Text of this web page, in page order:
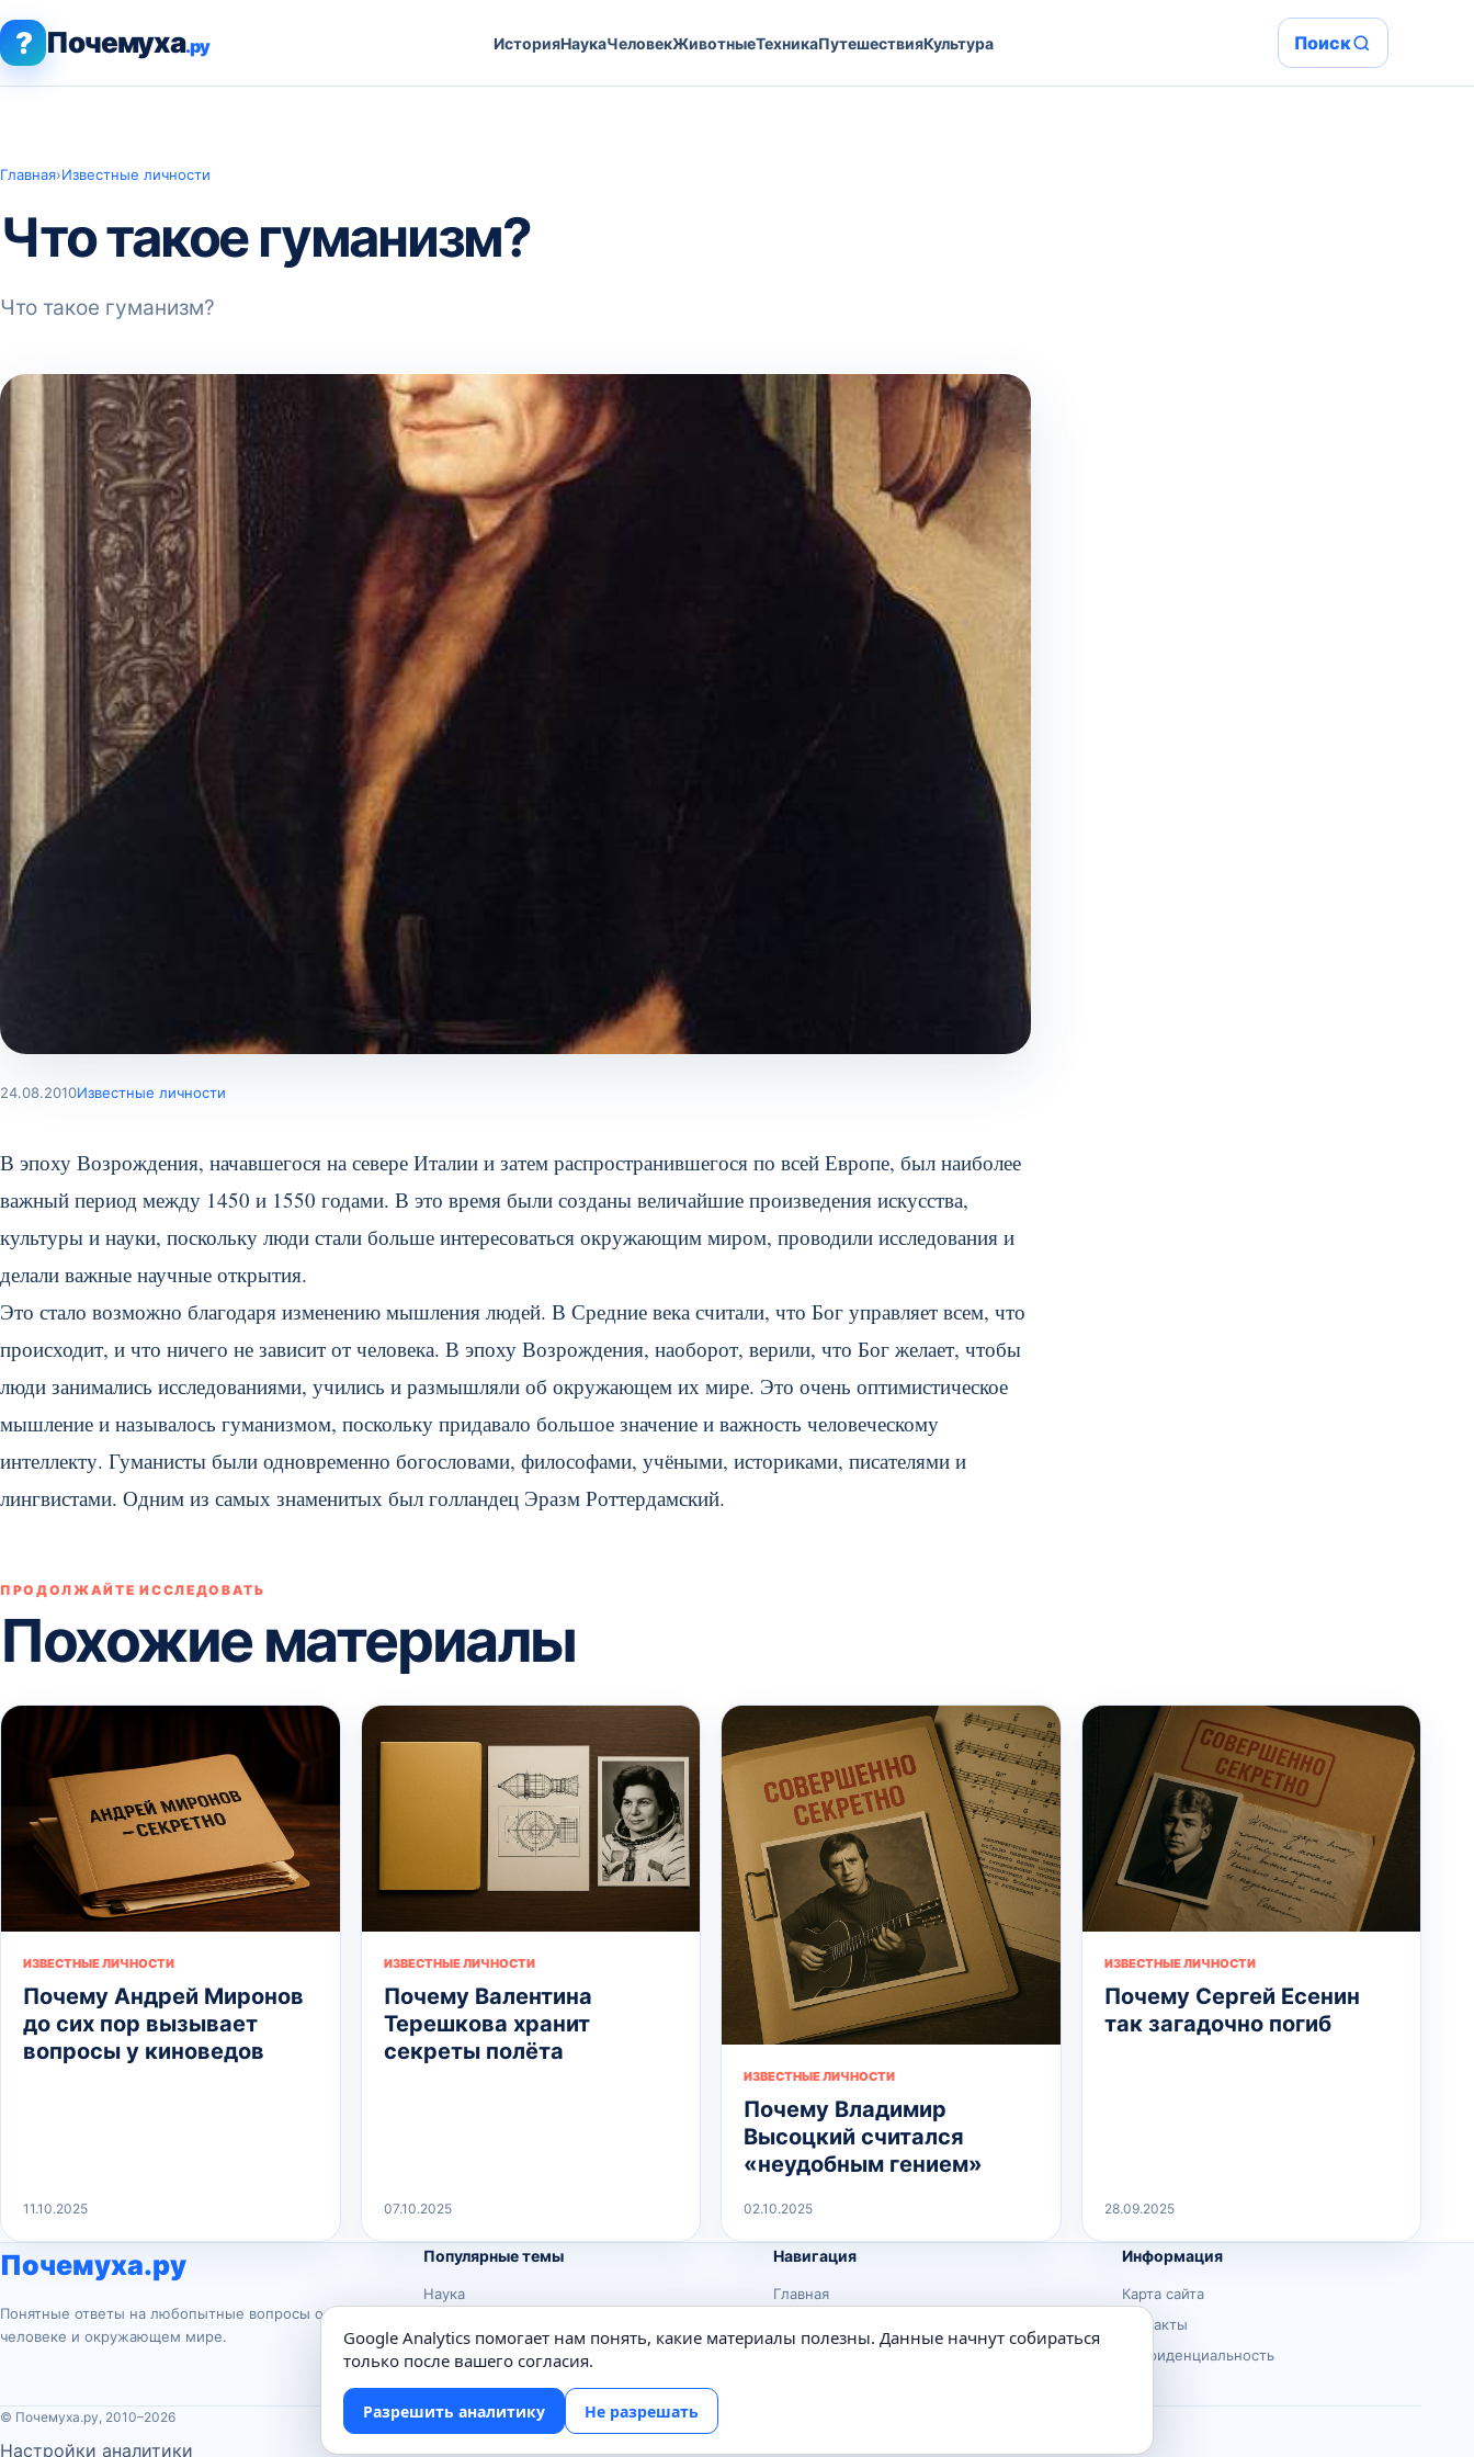
? Почемуха.ру ИсторияНаукаЧеловекЖивотныеТехникаПутешествияКультура Поиск
Главная›Известные личности
Что такое гуманизм?
Что такое гуманизм?
24.08.2010Известные личности
В эпоху Возрождения, начавшегося на севере Италии и затем распространившегося по всей Европе, был наиболее
важный период между 1450 и 1550 годами. В это время были созданы величайшие произведения искусства,
культуры и науки, поскольку люди стали больше интересоваться окружающим миром, проводили исследования и
делали важные научные открытия.
Это стало возможно благодаря изменению мышления людей. В Средние века считали, что Бог управляет всем, что
происходит, и что ничего не зависит от человека. В эпоху Возрождения, наоборот, верили, что Бог желает, чтобы
люди занимались исследованиями, учились и размышляли об окружающем их мире. Это очень оптимистическое
мышление и называлось гуманизмом, поскольку придавало большое значение и важность человеческому
интеллекту. Гуманисты были одновременно богословами, философами, учёными, историками, писателями и
лингвистами. Одним из самых знаменитых был голландец Эразм Роттердамский.
ПРОДОЛЖАЙТЕ ИССЛЕДОВАТЬ
Похожие материалы
ИЗВЕСТНЫЕ ЛИЧНОСТИ
Почему Андрей Миронов
до сих пор вызывает
вопросы у киноведов
11.10.2025
ИЗВЕСТНЫЕ ЛИЧНОСТИ
Почему Валентина
Терешкова хранит
секреты полёта
07.10.2025
ИЗВЕСТНЫЕ ЛИЧНОСТИ
Почему Владимир
Высоцкий считался
«неудобным гением»
02.10.2025
ИЗВЕСТНЫЕ ЛИЧНОСТИ
Почему Сергей Есенин
так загадочно погиб
28.09.2025
Почемуха.ру
Понятные ответы на любопытные вопросы о
человеке и окружающем мире.
Популярные темы
Наука
Животные
Техника
Навигация
Главная
Информация
Карта сайта
Контакты
Конфиденциальность
© Почемуха.ру, 2010–2026
Настройки аналитики
Google Analytics помогает нам понять, какие материалы полезны. Данные начнут собираться
только после вашего согласия.
Разрешить аналитику Не разрешать